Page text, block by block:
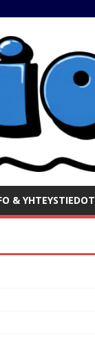
& YHTEYSTIEDOT